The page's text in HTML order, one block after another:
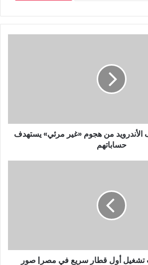
الأندرويد من هجوم «غير مرئي» يستهدف
حساباتهم
تشغيل أول قطار سريع في مصر| صور